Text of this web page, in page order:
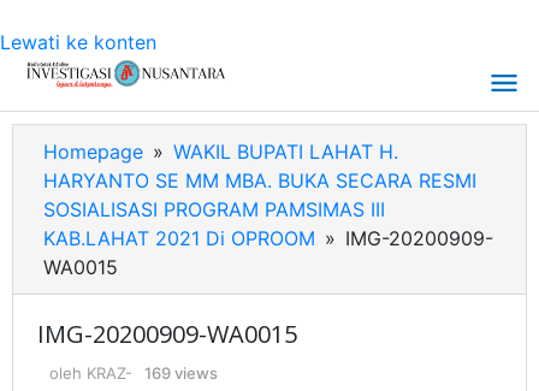
Lewati ke konten
Homepage » WAKIL BUPATI LAHAT H.
HARYANTO SE MM MBA. BUKA SECARA RESMI
SOSIALISASI PROGRAM PAMSIMAS III
KAB.LAHAT 2021 Di OPROOM » IMG-20200909-
WA0015
IMG-20200909-WA0015
oleh KRAZ-
169 views